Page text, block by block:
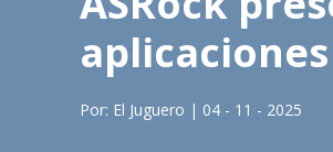
Por: El Juguero | 04 - 11 - 2025